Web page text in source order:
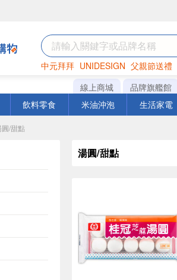
中元拜拜 UNIDESIGN 父親節送禮
罐頭 海苔 洋芋片
線上商城 品牌旗艦館
飲料零食 米油沖泡 生活家電
圓/甜點
湯圓/甜點